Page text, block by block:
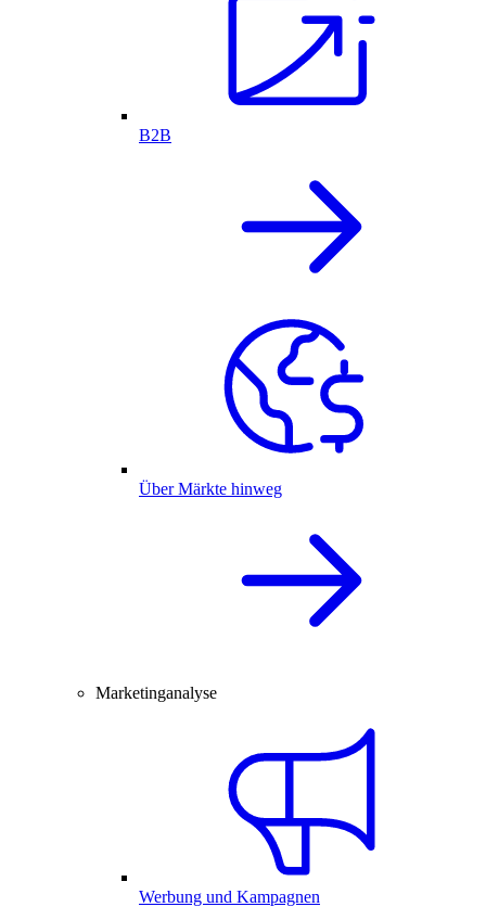
B2B
Über Märkte hinweg
Marketinganalyse
Werbung und Kampagnen